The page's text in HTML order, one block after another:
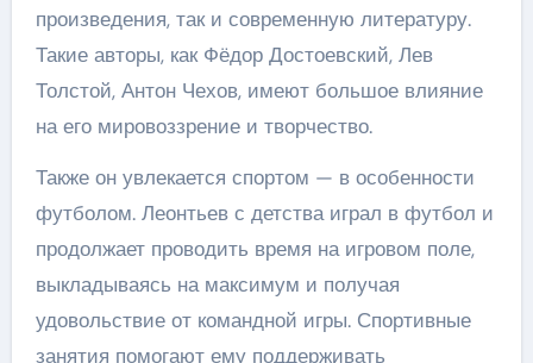
произведения, так и современную литературу.
Такие авторы, как Фёдор Достоевский, Лев
Толстой, Антон Чехов, имеют большое влияние
на его мировоззрение и творчество.
Также он увлекается спортом — в особенности
футболом. Леонтьев с детства играл в футбол и
продолжает проводить время на игровом поле,
выкладываясь на максимум и получая
удовольствие от командной игры. Спортивные
занятия помогают ему поддерживать